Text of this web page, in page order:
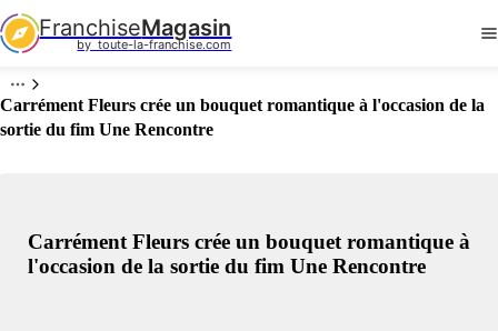
FranchiseMagasin
by  toute-la-franchise.com
Carrément Fleurs crée un bouquet romantique à l'occasion de la
sortie du fim Une Rencontre
Carrément Fleurs crée un bouquet romantique à
l'occasion de la sortie du fim Une Rencontre